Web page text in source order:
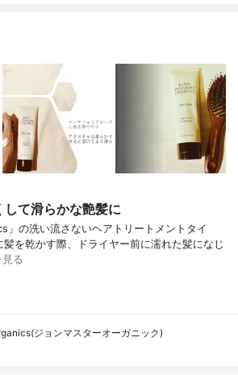
て滑らかな艶髪に
」の洗い流さないヘアトリートメントタイ
を乾かす際、ドライヤー前に濡れた髪になじ
る
ジョンマスターオーガニック)